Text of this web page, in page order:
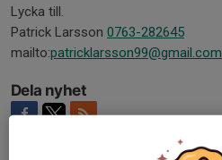
Lycka till.
Patrick Larsson 0763-282645
mailto:patricklarsson99@gmail.com
Dela nyhet